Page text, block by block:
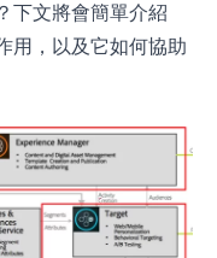
下文將會簡單介紹
用，以及它如何協助